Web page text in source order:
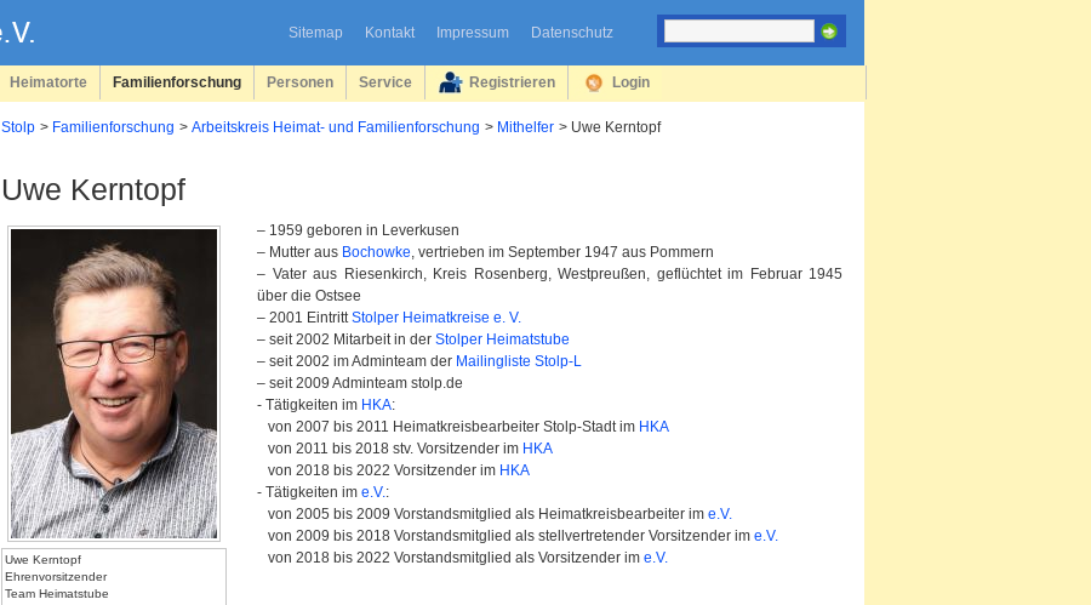
Sitemap Kontakt Impressum Datenschutz
Heimatorte Familienforschung Personen Service Registrieren Login
Stolp Familienforschung Arbeitskreis Heimat- und Familienforschung Mithelfer Uwe Kerntopf
Uwe Kerntopf
Uwe Kerntopf
Ehrenvorsitzender
Team Heimatstube
– 1959 geboren in Leverkusen
– Mutter aus Bochowke, vertrieben im September 1947 aus Pommern
– Vater aus Riesenkirch, Kreis Rosenberg, Westpreußen, geflüchtet im Februar 1945
über die Ostsee
– 2001 EintrittStolper Heimatkreise e. V.
– seit 2002 Mitarbeit in der Stolper Heimatstube
– seit 2002 im Adminteam der Mailingliste Stolp-L
– seit 2009 Adminteam stolp.de
- Tätigkeiten im HKA:
von 2007 bis 2011 Heimatkreisbearbeiter Stolp-Stadt im HKA
von 2011 bis 2018 stv. Vorsitzender im HKA
von 2018 bis 2022 Vorsitzender im HKA
- Tätigkeiten im e.V.:
von 2005 bis 2009 Vorstandsmitglied als Heimatkreisbearbeiter im e.V.
von 2009 bis 2018 Vorstandsmitglied als stellvertretender Vorsitzender im e.V.
von 2018 bis 2022 Vorstandsmitglied als Vorsitzender im e.V.